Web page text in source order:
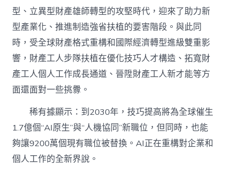
型、立異型財產雄師轉型的攻堅時代，迎來了助力新
型產業化、推進制造強省扶植的要害階段。與此同
時，受全球財產格式重構和國際經濟轉型進級雙重影
響，財產工人步隊扶植在優化技巧人才構造、拓寬財
產工人個人工作成長通道、晉陞財產工人新才能等方
面還面對一些挑釁。
稀有據顯示：到2030年，技巧提高將為全球催生
1.7億個“AI原生”與“人機協同”新職位，但同時，也能
夠讓9200萬個現有職位被替換。AI正在重構對企業和
個人工作的全新界說。